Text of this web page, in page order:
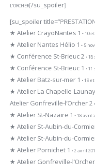
L’ORCHER[/su_spoiler]
[su_spoiler
★ Atelier CrayoNantes 1 • 10
★ Atelier Nantes Hélio 1 • 5
★ Conférence St-Brieuc 2 • 18
★ Conférence St-Brieuc 1 • 11
★ Atelier Batz-sur-mer 1 • 19
★ Atelier La Chapelle-
Atelier Gonfreville-l’Orcher 2
★ Atelier St-Nazaire 1 • 18 avril
★ Atelier St-Aubin-du-
★ Atelier St-Aubin-du-
★ Atelier Pornichet 1 • 2 avril
★ Atelier Gonfreville-l’Orcher